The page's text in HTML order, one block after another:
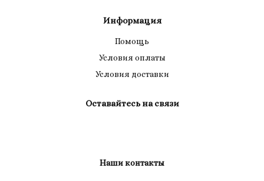
Информация
Помощь
Условия оплаты
Условия доставки
Оставайтесь на связи
Наши контакты